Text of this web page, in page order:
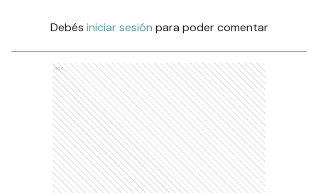
Debés iniciar sesión para poder comentar
Ads